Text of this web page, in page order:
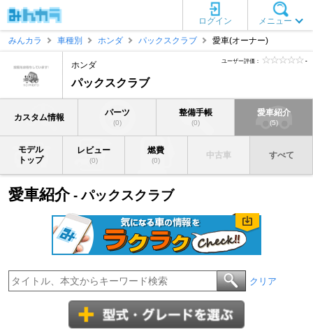
メニュー
ログイン
みんカラ
車種別 ホンダ パックスクラブ 愛車(オーナー)
ホンダ
パックスクラブ
ユーザー評価： -
カスタム情報 パーツ
(0)
整備手帳
(0)
愛車紹介
(5)
モデル
トップ
レビュー
(0)
燃費
(0)
中古車 すべて
愛車紹介- パックスクラブ
クリア